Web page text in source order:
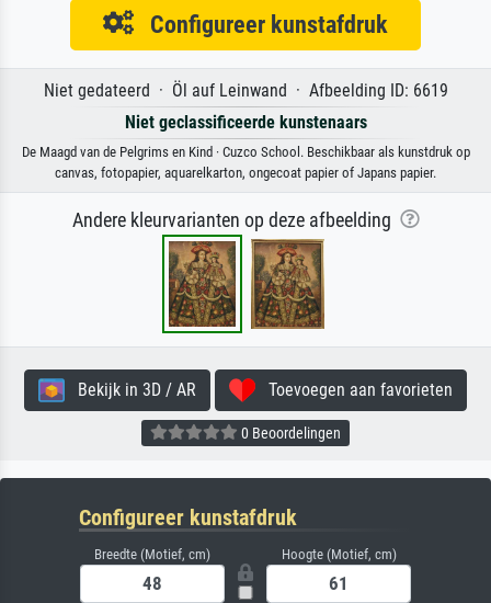
Configureer kunstafdruk
Niet gedateerd · Öl auf Leinwand · Afbeelding ID: 6619
Niet geclassificeerde kunstenaars
De Maagd van de Pelgrims en Kind · Cuzco School. Beschikbaar als kunstdruk op
canvas, fotopapier, aquarelkarton, ongecoat papier of Japans papier.
Andere kleurvarianten op deze afbeelding
Bekijk in 3D / AR Toevoegen aan favorieten
0 Beoordelingen
Configureer kunstafdruk
Breedte (Motief, cm) Hoogte (Motief, cm)